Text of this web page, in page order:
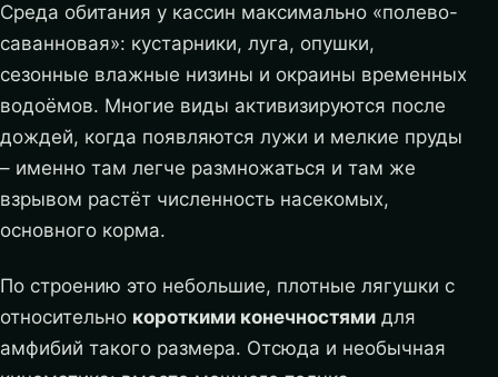
Среда обитания у кассин максимально «полево-
саванновая»: кустарники, луга, опушки,
сезонные влажные низины и окраины временных
водоёмов. Многие виды активизируются после
дождей, когда появляются лужи и мелкие пруды
– именно там легче размножаться и там же
взрывом растёт численность насекомых,
основного корма.
По строению это небольшие, плотные лягушки с
относительно короткими конечностями для
амфибий такого размера. Отсюда и необычная